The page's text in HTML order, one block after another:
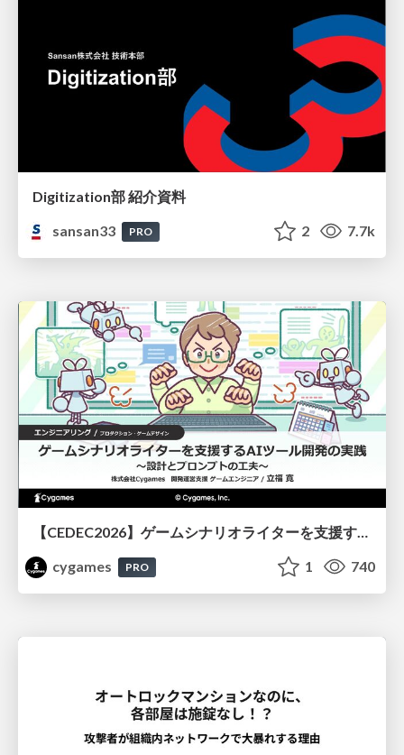
Digitization部 紹介資料
sansan33
PRO 2 7.7k
【CEDEC2026】ゲームシナリオライターを支援するAIツール開発の実践 ― 設計とプロンプトの工夫 ―
cygames
PRO 1 740